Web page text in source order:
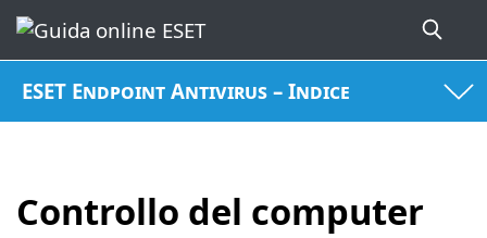
ESET Endpoint Antivirus – Indice
Controllo del computer